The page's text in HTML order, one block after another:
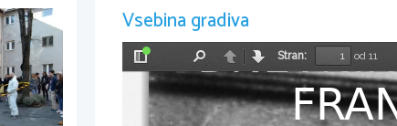
Vsebina gradiva
Preklopi
stransko
vrstico
NazajNaprej
Stran:
od 11